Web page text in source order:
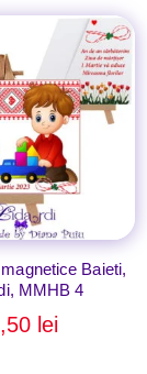
Baieti,
MMHB 4
lei